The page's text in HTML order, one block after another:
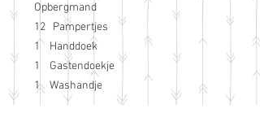
Opbergmand
12 Pampertjes
1 Handdoek
1 Gastendoekje
1 Washandje